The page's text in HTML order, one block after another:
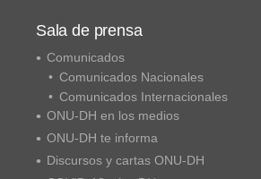
Sala de prensa
Comunicados
Comunicados Nacionales
Comunicados Internacionales
ONU-DH en los medios
ONU-DH te informa
Discursos y cartas ONU-DH